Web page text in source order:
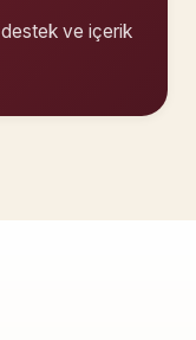
destek ve içerik